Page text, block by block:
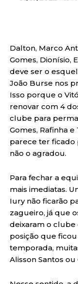
Dalton, Marco
Gomes, Dionísio,
deve ser o
João Burse nos
Isso porque o
renovar com 4
clube para
Gomes, Rafinha
parece ter ficado
não o agradou.
Para fechar a
mais imediatas.
Iury não ficarão
zagueiro, já que
deixaram o clube
posição que
temporada,
Alisson Santos